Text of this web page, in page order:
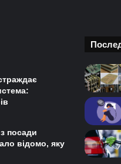
посади
відомо, яку